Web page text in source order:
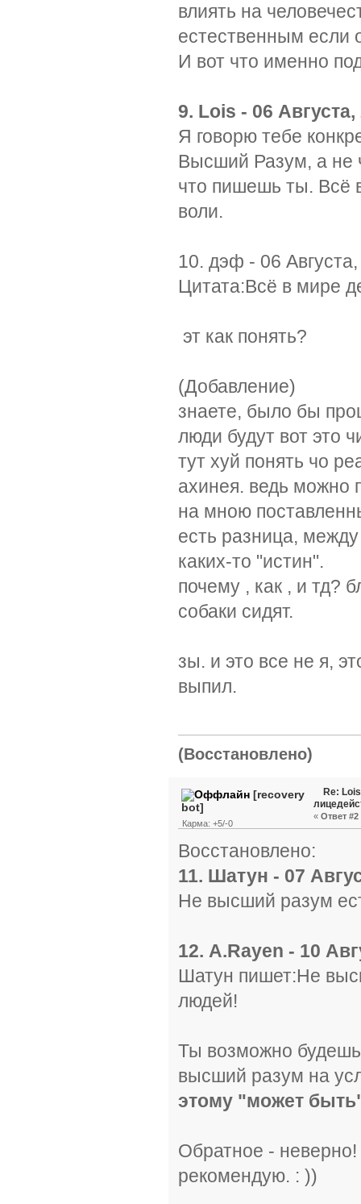
влиять на
естественным если
И вот что именно
9. Lois - 06
Я говорю тебе
Высший Разум, а не
что пишешь ты. Всё
воли.
10. дэф - 06
Цитата:Всё в мире
эт как понять?
(Добавление)
знаете, было бы
люди будут вот это
тут хуй понять чо
ахинея. ведь можно
на мною
есть разница,
каких-то "истин".
почему , как , и тд?
собаки сидят.
зы. и это все не я,
выпил.
(Восстановлено)
[recovery
bot]
Карма: +5/-0
Re:
« Ответ #2
Восстановлено:
11. Шатун - 07
Не высший разум
12. A.Rayen - 10
Шатун пишет:Не
людей!
Ты возможно
высший разум на
этому "может
Обратное -
рекомендую. : ))